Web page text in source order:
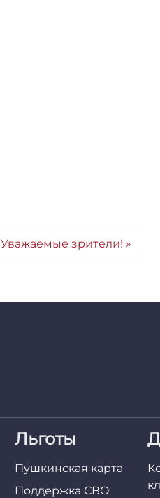
Уважаемые зрители!
Льготы
Пушкинская карта
Поддержка СВО